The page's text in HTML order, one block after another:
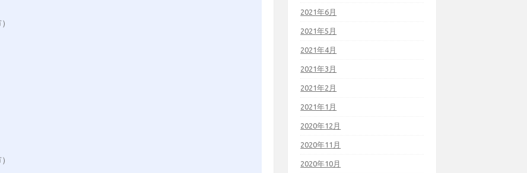
2021年6月
2021年5月
2021年4月
2021年3月
2021年2月
2021年1月
2020年12月
2020年11月
2020年10月